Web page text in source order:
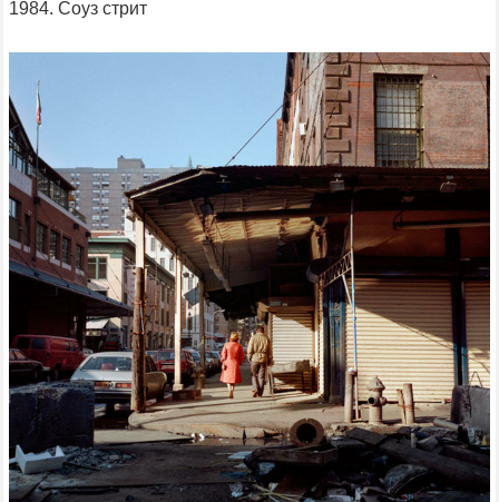
1984. Соуз стрит